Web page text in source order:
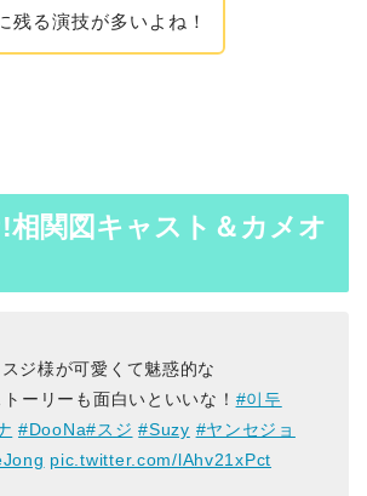
残る演技が多いよね！
相関図キャスト＆カメオ
ジ様が可愛くて魅惑的な
トーリーも面白いといいな！ #이두
#DooNa#スジ #Suzy #ヤンセジョ
pic.twitter.com/lAhv21xPct